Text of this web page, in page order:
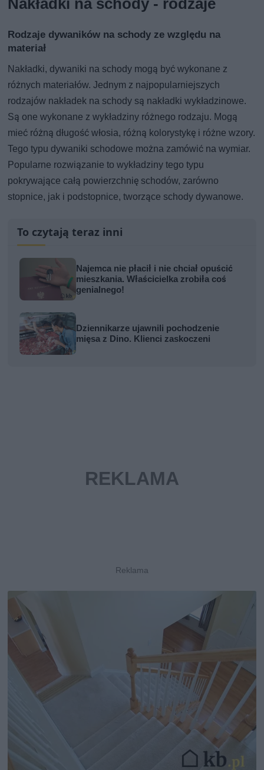
Rodzaje dywaników na schody ze względu na
materiał
Nakładki, dywaniki na schody mogą być wykonane z
różnych materiałów. Jednym z najpopularniejszych
rodzajów nakładek na schody są nakładki wykładzinowe.
Są one wykonane z wykładziny różnego rodzaju. Mogą
mieć różną długość włosia, różną kolorystykę i różne wzory.
Tego typu dywaniki schodowe można zamówić na wymiar.
Popularne rozwiązanie to wykładziny tego typu
pokrywające całą powierzchnię schodów, zarówno
stopnice, jak i podstopnice, tworzące schody dywanowe.
To czytają teraz inni
Najemca nie płacił i nie chciał opuścić
mieszkania. Właścicielka zrobiła coś
genialnego!
Dziennikarze ujawnili pochodzenie
mięsa z Dino. Klienci zaskoczeni